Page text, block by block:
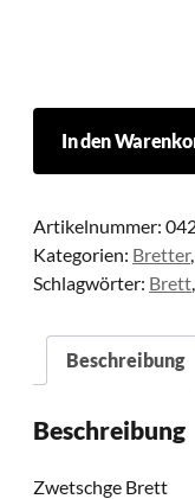
Menge
In den
Artikelnummer:
Kategorien: Bretter,
Schlagwörter: Brett
Beschreibung
Beschreibung
Zwetschge Brett